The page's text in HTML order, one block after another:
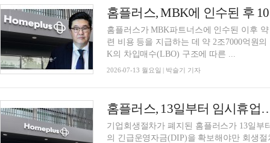
홈플러스, MBK에 인수된 후
홈플러스가 MBK파트너스에 인수된 이후
련 비용 등을 지급하는 데 약 2조7000억원
K의 차입매수(LBO) 구조에 따른 ...
2026-07-13 월요일 | 박슬기 기자
홈플러스, 13일부터 임시휴
기업회생절차가 폐지된 홈플러스가 13일부
의 긴급운영자금(DIP)을 확보해야만 회생